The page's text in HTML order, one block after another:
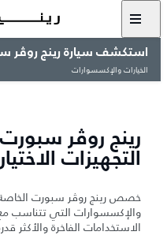
استكشف سيارة رينج روڤر
الخيارات والإكسسوارات
رينج روڤر سبورت
التجهيزات
خصص رينج روڤر سبورت
والإكسسوارات التي تتناسب مع
الاستخدامات الفاخرة والأكثر